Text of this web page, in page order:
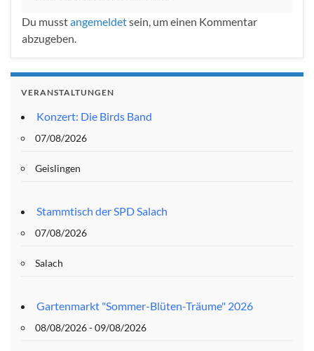
Du musstangemeldetsein, um einen Kommentar
abzugeben.
VERANSTALTUNGEN
Konzert: Die Birds Band
07/08/2026
Geislingen
Stammtisch der SPD Salach
07/08/2026
Salach
Gartenmarkt "Sommer-Blüten-Träume" 2026
08/08/2026 - 09/08/2026